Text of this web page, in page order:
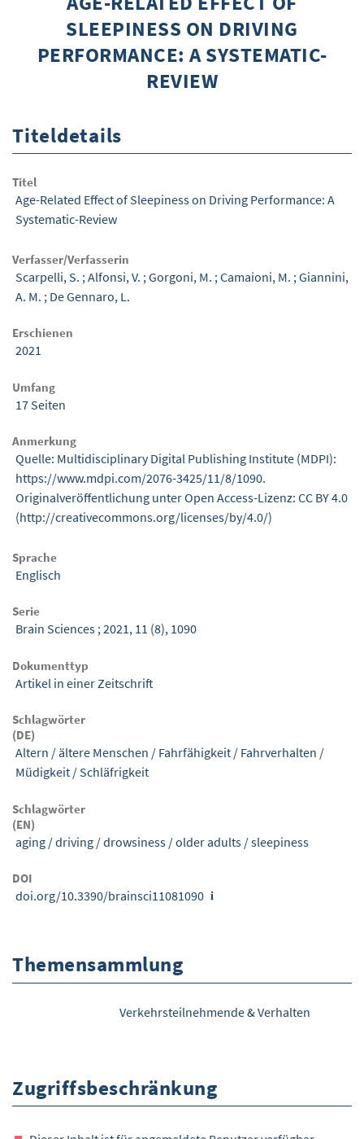
ÜBER WISOM
GUROM - MOBILITÄT SICHER GESTALTEN
NUTZUNGSBEDINGUNGEN
SLEEPINESS ON DRIVING
PERFORMANCE: A SYSTEMATIC-
REVIEW
Titeldetails
Titel
Age-Related Effect of Sleepiness on Driving Performance: A
Systematic-Review
Verfasser/Verfasserin
Scarpelli, S. ; Alfonsi, V. ; Gorgoni, M. ; Camaioni, M. ; Giannini,
A. M. ; De Gennaro, L.
Erschienen
2021
Umfang
17 Seiten
Anmerkung
Quelle: Multidisciplinary Digital Publishing Institute (MDPI):
https://www.mdpi.com/2076-3425/11/8/1090.
Originalveröffentlichung unter Open Access-Lizenz: CC BY 4.0
(http://creativecommons.org/licenses/by/4.0/)
Sprache
Englisch
Serie
Brain Sciences ; 2021, 11 (8), 1090
Dokumenttyp
Artikel in einer Zeitschrift
Schlagwörter
(DE)
Altern /ältere Menschen / Fahrfähigkeit / Fahrverhalten /
Müdigkeit / Schläfrigkeit
Schlagwörter
(EN)
aging /driving /drowsiness /older adults /sleepiness
DOI
doi.org/10.3390/brainsci11081090
Themensammlung
Verkehrsteilnehmende & Verhalten
Zugriffsbeschränkung